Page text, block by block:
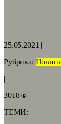
25.05.2021 |
Рубрика:
|
3018
ТЕМИ: